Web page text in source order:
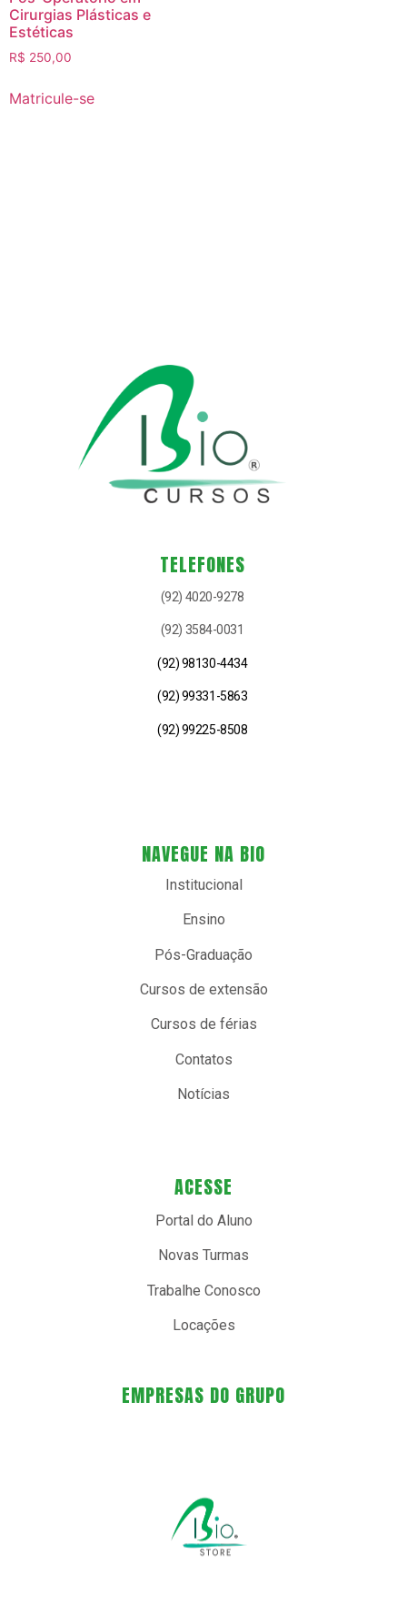
Cirurgias Plásticas e
Estéticas
R$ 250,00
Matricule-se
TELEFONES
(92) 4020-9278
(92) 3584-0031
(92) 98130-4434
(92) 99331-5863
(92) 99225-8508
NAVEGUE NA BIO
Institucional
Ensino
Pós-Graduação
Cursos de extensão
Cursos de férias
Contatos
Notícias
ACESSE
Portal do Aluno
Novas Turmas
Trabalhe Conosco
Locações
EMPRESAS DO GRUPO